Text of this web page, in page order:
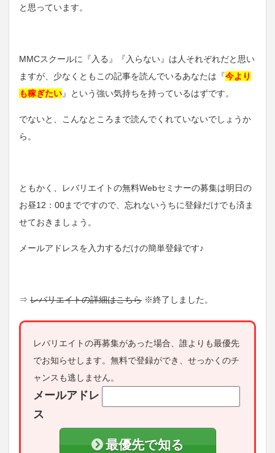
と思っています。
MMCスクールに『入る』『入らない』は人それぞれだと思い
ますが、少なくともこの記事を読んでいるあなたは『今より
も稼ぎたい』という強い気持ちを持っているはずです。
でないと、こんなところまで読んでくれていないでしょうか
ら。
ともかく、レバリエイトの無料Webセミナーの募集は明日の
お昼12：00までですので、忘れないうちに登録だけでも済ま
せておきましょう。
メールアドレスを入力するだけの簡単登録です♪
⇒ レバリエイトの詳細はこちら ※終了しました。
レバリエイトの再募集があった場合、誰よりも最優先
でお知らせします。無料で登録ができ、せっかくのチ
ャンスも逃しません。
メールアドレ
ス
最優先で知る